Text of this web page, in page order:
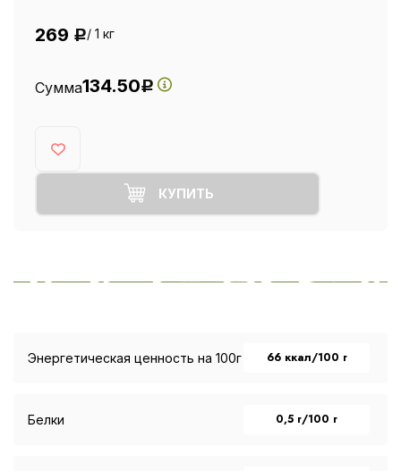
269 Р/ 1 кг
Сумма134.50Р
КУПИТЬ
Энергетическая ценность на 100г 66 ккал/100 г
Белки 0,5 г/100 г